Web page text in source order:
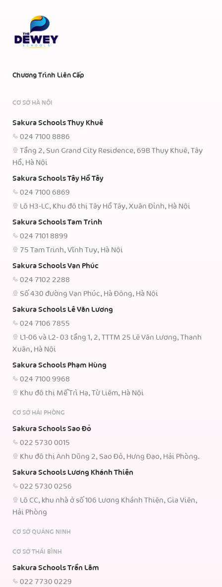
Chương Trình Liên Cấp
CƠ SỞ HÀ NỘI
Sakura Schools Thụy Khuê
024 7100 8886
Tầng 2, Sun Grand City Residence, 69B Thụy Khuê, Tây
Hồ, Hà Nội
Sakura Schools Tây Hồ Tây
024 7100 6869
Lô H3-LC, Khu đô thị Tây Hồ Tây, Xuân Đỉnh, Hà Nội
Sakura Schools Tam Trinh
024 7101 8899
75 Tam Trinh, Vĩnh Tuy, Hà Nội
Sakura Schools Vạn Phúc
024 7102 2288
Số 430 đường Vạn Phúc, Hà Đông, Hà Nội
Sakura Schools Lê Văn Lương
024 7106 7855
L1-06 và L2- 03 tầng 1, 2, TTTM 25 Lê Văn Lương, Thanh
Xuân, Hà Nội
Sakura Schools Phạm Hùng
024 7100 9968
Khu đô thị Mễ Trì Hạ, Từ Liêm, Hà Nội
CƠ SỞ HẢI PHÒNG
Sakura Schools Sao Đỏ
022 5730 0015
Khu đô thị Anh Dũng 2, Sao Đỏ, Hưng Đạo, Hải Phòng.
Sakura Schools Lương Khánh Thiện
022 5730 0256
Lô CC, khu nhà ở số 106 Lương Khánh Thiện, Gia Viên,
Hải Phòng
CƠ SỞ QUẢNG NINH
CƠ SỞ THÁI BÌNH
Sakura Schools Trần Lãm
022 7730 0229